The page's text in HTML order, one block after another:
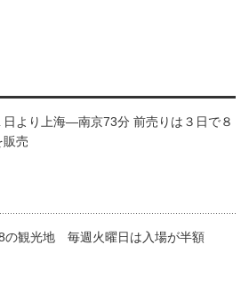
日より上海―南京73分 前売りは３日で８
販売
の観光地 毎週火曜日は入場が半額